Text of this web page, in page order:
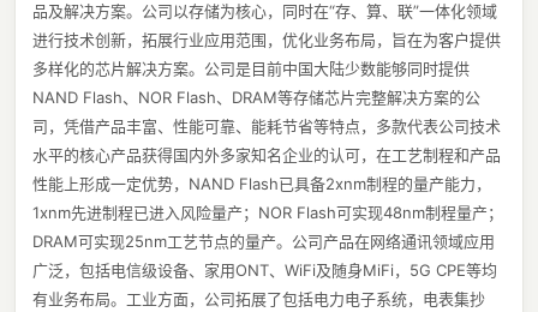
品及解决方案。公司以存储为核心，同时在“存、算、联”一体化领域
进行技术创新，拓展行业应用范围，优化业务布局，旨在为客户提供
多样化的芯片解决方案。公司是目前中国大陆少数能够同时提供
NAND Flash、NOR Flash、DRAM等存储芯片完整解决方案的公
司，凭借产品丰富、性能可靠、能耗节省等特点，多款代表公司技术
水平的核心产品获得国内外多家知名企业的认可，在工艺制程和产品
性能上形成一定优势，NAND Flash已具备2xnm制程的量产能力，
1xnm先进制程已进入风险量产；NOR Flash可实现48nm制程量产；
DRAM可实现25nm工艺节点的量产。公司产品在网络通讯领域应用
广泛，包括电信级设备、家用ONT、WiFi及随身MiFi，5G CPE等均
有业务布局。工业方面，公司拓展了包括电力电子系统，电表集抄